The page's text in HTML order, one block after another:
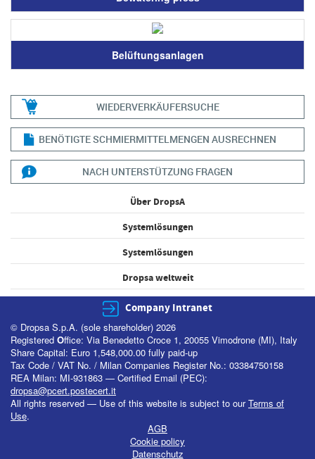
Belüftungsanlagen
WIEDERVERKÄUFERSUCHE
BENÖTIGTE SCHMIERMITTELMENGEN AUSRECHNEN
NACH UNTERSTÜTZUNG FRAGEN
Über DropsA
Systemlösungen
Systemlösungen
Dropsa weltweit
Company Intranet
© Dropsa S.p.A. (sole shareholder) 2026
Registered Office: Via Benedetto Croce 1, 20055 Vimodrone (MI), Italy
Share Capital: Euro 1,548,000.00 fully paid-up
Tax Code / VAT No. / Milan Companies Register No.: 03384750158
REA Milan: MI-931863 — Certified Email (PEC):
dropsa@pcert.postecert.it
All rights reserved — Use of this website is subject to ourTerms of
Use.
AGB
Cookie policy
Datenschutz